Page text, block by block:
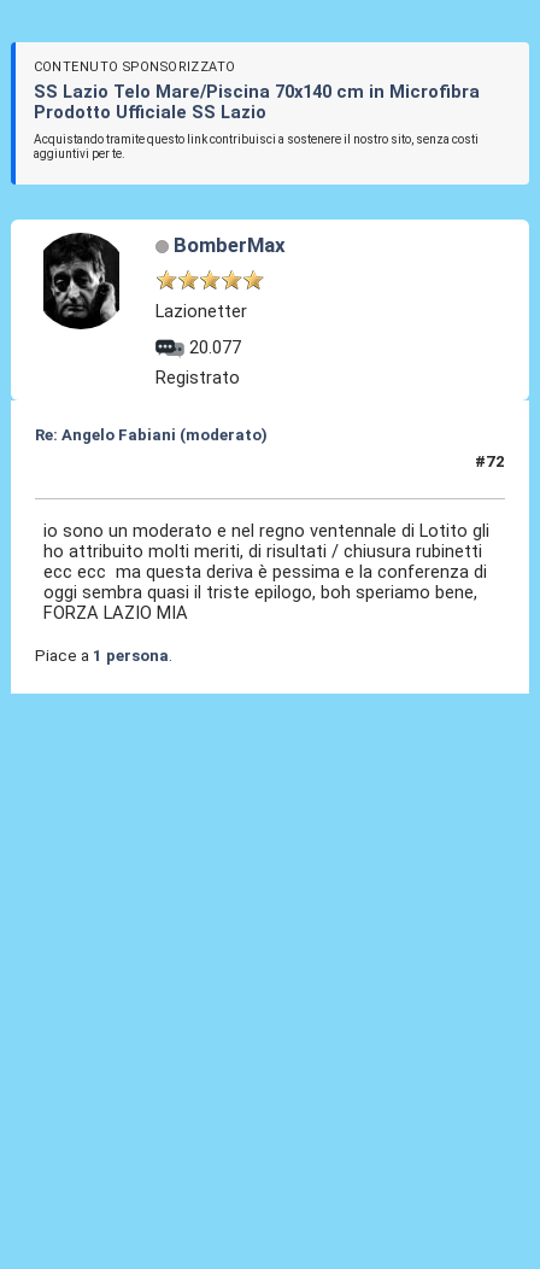
CONTENUTO SPONSORIZZATO
SS Lazio Telo Mare/Piscina 70x140 cm in Microfibra
Prodotto Ufficiale SS Lazio
Acquistando tramite questo link contribuisci a sostenere il nostro sito, senza costi
aggiuntivi per te.
BomberMax
Lazionetter
20.077
Registrato
Re: Angelo Fabiani (moderato)
#72
io sono un moderato e nel regno ventennale di Lotito gli
ho attribuito molti meriti, di risultati / chiusura rubinetti
ecc ecc ma questa deriva è pessima e la conferenza di
oggi sembra quasi il triste epilogo, boh speriamo bene,
FORZA LAZIO MIA
Piace a 1 persona